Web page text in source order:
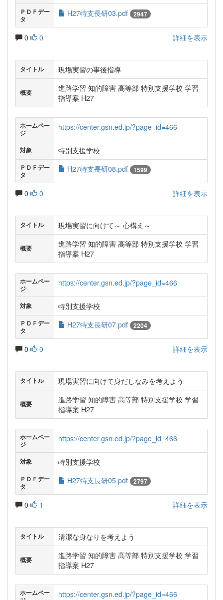
ＰＤＦデー
タ
H27特支長研03.pdf 2947
0 0 詳細を表示
タイトル 現場実習の事後指導
概要
進路学習 知的障害 高等部 特別支援学校 学習
指導案 H27
ホームペー
ジ
https://center.gsn.ed.jp/?page_id=466
対象 特別支援学校
ＰＤＦデー
タ
H27特支長研08.pdf 1599
0 0 詳細を表示
タイトル 現場実習に向けて～ 心構え～
概要
進路学習 知的障害 高等部 特別支援学校 学習
指導案 H27
ホームペー
ジ
https://center.gsn.ed.jp/?page_id=466
対象 特別支援学校
ＰＤＦデー
タ
H27特支長研07.pdf 2204
0 0 詳細を表示
タイトル 現場実習に向けて身だしなみを考えよう
概要
進路学習 知的障害 高等部 特別支援学校 学習
指導案 H27
ホームペー
ジ
https://center.gsn.ed.jp/?page_id=466
対象 特別支援学校
ＰＤＦデー
タ
H27特支長研05.pdf 2797
0 1 詳細を表示
タイトル 清潔な身なりを考えよう
概要
進路学習 知的障害 高等部 特別支援学校 学習
指導案 H27
ホームペー
https://center.gsn.ed.jp/?page_id=466